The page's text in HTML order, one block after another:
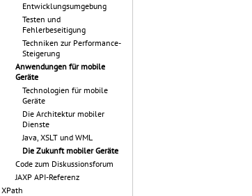
Entwicklungsumgebung
Testen und
Fehlerbeseitigung
Techniken zur Performance-
Steigerung
Anwendungen für mobile
Geräte
Technologien für mobile
Geräte
Die Architektur mobiler
Dienste
Java, XSLT und WML
Die Zukunft mobiler Geräte
Code zum Diskussionsforum
JAXP API-Referenz
XPath